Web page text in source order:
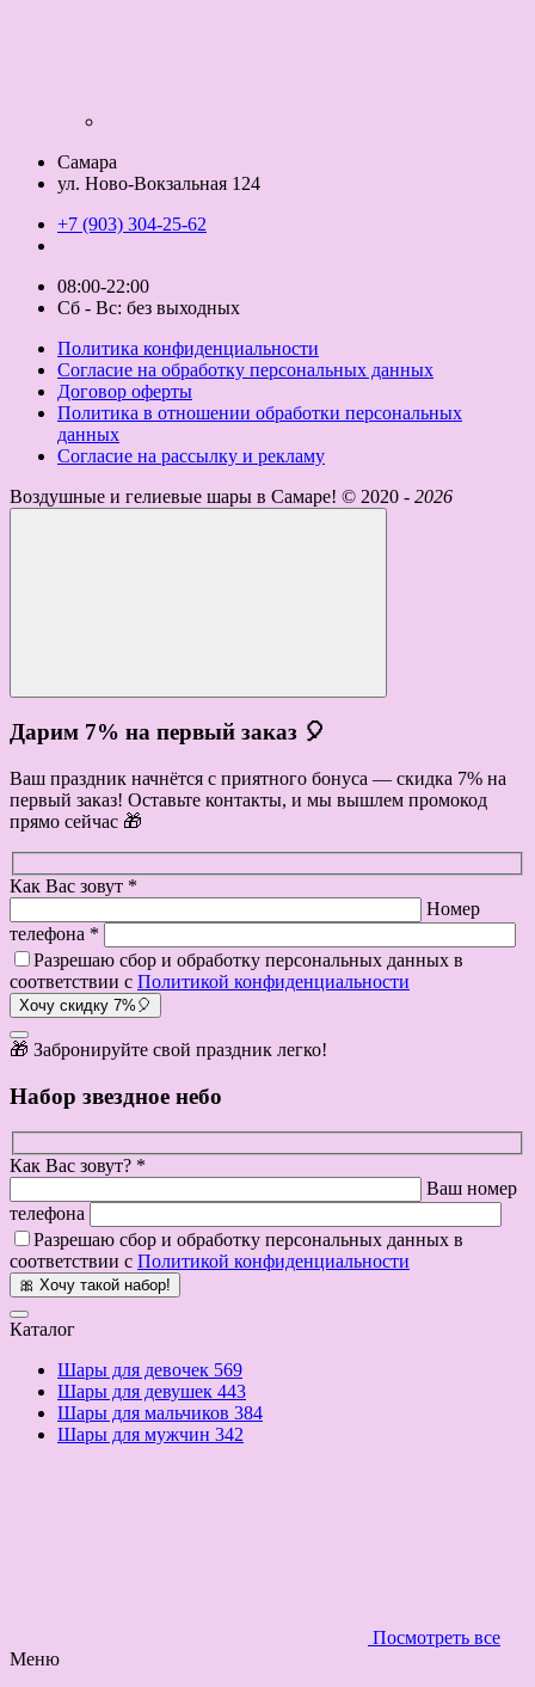
Самара
ул. Ново-Вокзальная 124
+7 (903) 304-25-62
08:00-22:00
Сб - Вс: без выходных
Политика конфиденциальности
Согласие на обработку персональных данных
Договор оферты
Политика в отношении обработки персональных
данных
Согласие на рассылку и рекламу
Воздушные и гелиевые шары в Самаре! © 2020 - 2026
Дарим 7% на первый заказ 🎈
Ваш праздник начнётся с приятного бонуса — скидка 7% на
первый заказ! Оставьте контакты, и мы вышлем промокод
прямо сейчас 🎁
Как Вас зовут *
Номер
телефона *
Разрешаю сбор и обработку персональных данных в
соответствии с Политикой конфиденциальности
Хочу скидку 7%🎈
🎁 Забронируйте свой праздник легко!
Набор звездное небо
Как Вас зовут? *
Ваш номер
телефона
Разрешаю сбор и обработку персональных данных в
соответствии с Политикой конфиденциальности
🎀 Хочу такой набор!
Каталог
Шары для девочек 569
Шары для девушек 443
Шары для мальчиков 384
Шары для мужчин 342
Посмотреть все
Меню